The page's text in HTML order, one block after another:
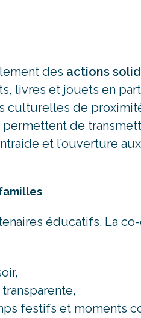
des actions
livres et jouets en
culturelles de
de
et l’ouverture
éducatifs. La
festifs et moments